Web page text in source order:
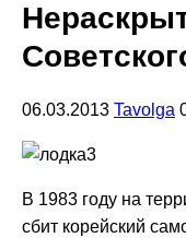
06.03.2013 Tavolga
В 1983 году на
сбит корейский